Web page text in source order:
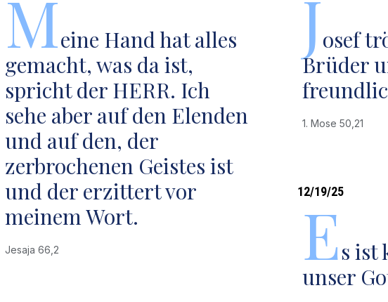
Meine Hand hat alles
gemacht, was da ist,
spricht der HERR. Ich
sehe aber auf den Elenden
und auf den, der
zerbrochenen Geistes ist
und der erzittert vor
meinem Wort.
Jesaja 66,2
Josef
Brüder
1. Mose 50,21
12/19/25
Es ist
unser